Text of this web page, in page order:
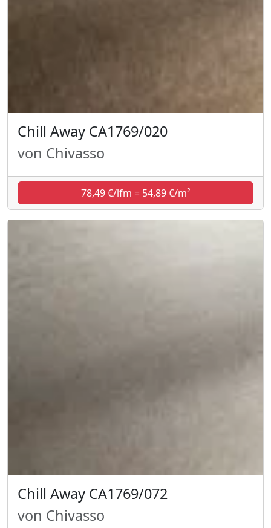
Chill Away CA1769/020
von Chivasso
78,49 €/lfm = 54,89 €/m²
Chill Away CA1769/072
von Chivasso